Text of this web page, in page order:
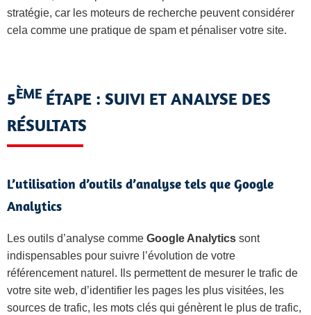
stratégie, car les moteurs de recherche peuvent considérer
cela comme une pratique de spam et pénaliser votre site.
5ÈMEÉTAPE : SUIVI ET ANALYSE DES
RÉSULTATS
L’utilisation d’outils d’analyse tels que Google
Analytics
Les outils d’analyse comme Google Analytics sont
indispensables pour suivre l’évolution de votre
référencement naturel. Ils permettent de mesurer le trafic de
votre site web, d’identifier les pages les plus visitées, les
sources de trafic, les mots clés qui génèrent le plus de trafic,